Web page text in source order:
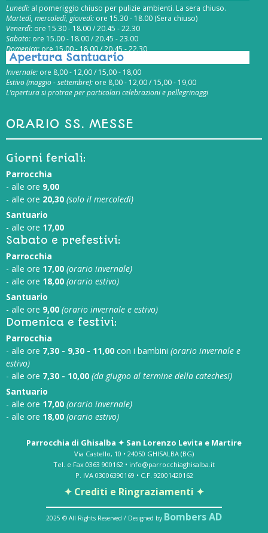
Lunedì: al pomeriggio chiuso per pulizie ambienti. La sera chiuso.
Martedì, mercoledì, giovedì: ore 15.30 - 18.00 (Sera chiuso)
Venerdì: ore 15.30 - 18.00 / 20.45 - 22.30
Sabato: ore 15.00 - 18.00 / 20.45 - 23.00
Domenica:ore 15.00 - 18.00 / 20.45 - 22.30
Apertura Santuario
Invernale: ore 8,00 - 12,00 / 15,00 - 18,00
Estivo (maggio - settembre): ore 8,00 - 12,00 / 15,00 - 19,00
L’apertura si protrae per particolari celebrazioni e pellegrinaggi
ORARIO SS. MESSE
Giorni feriali:
Parrocchia
- alle ore 9,00
- alle ore 20,30 (solo il mercoledì)
Santuario
- alle ore 17,00
Sabato e prefestivi:
Parrocchia
- alle ore 17,00 (orario invernale)
- alle ore 18,00 (orario estivo)
Santuario
- alle ore 9,00 (orario invernale e estivo)
Domenica e festivi:
Parrocchia
- alle ore 7,30 - 9,30 - 11,00 con i bambini (orario invernale e
estivo)
- alle ore 7,30 - 10,00 (da giugno al termine della catechesi)
Santuario
- alle ore 17,00 (orario invernale)
- alle ore 18,00 (orario estivo)
Parrocchia di Ghisalba ✦ San Lorenzo Levita e Martire
Via Castello, 10 • 24050 GHISALBA (BG)
Tel. e Fax 0363 900162 • info@parrocchiaghisalba.it
P. IVA 03006390169 • C.F. 92001420162
✦ Crediti e Ringraziamenti ✦
2025 © All Rights Reserved / Designed by Bombers AD